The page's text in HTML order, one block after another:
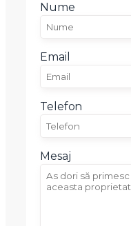
Nume
Email
Telefon
Mesaj